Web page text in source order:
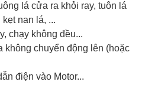
lá cửa ra khỏi ray, tuôn lá
kẹt nan lá, ...
chạy không đều...
không chuyển động lên (hoặc
điện vào Motor...